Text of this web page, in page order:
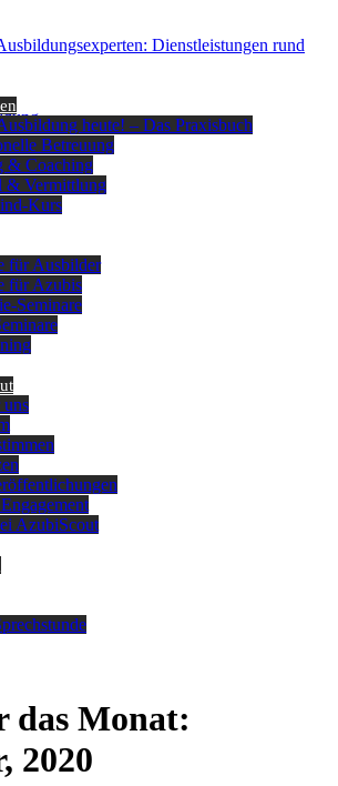
heute! – Das Praxisbuch
Betreuung
& Coaching
& Vermittlung
Kurs
für Ausbilder
für Azubis
Seminare
AzubiScout
das Monat:
2020